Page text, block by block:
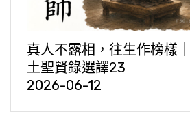
真人不露相，往生作榜樣
土聖賢錄選譯23
2026-06-12